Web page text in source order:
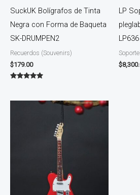
SuckUK Bolígrafos de Tinta
Negra con Forma de Baqueta
SK-DRUMPEN2
Recuerdos (Souvenirs)
$179.00
LP
LP636
$